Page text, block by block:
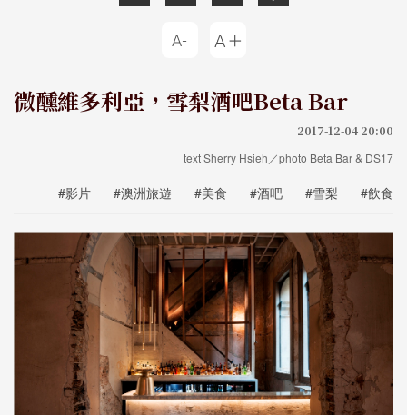
微醺維多利亞，雪梨酒吧Beta Bar
2017-12-04 20:00
text Sherry Hsieh／photo Beta Bar & DS17
#影片 #澳洲旅遊 #美食 #酒吧 #雪梨 #飲食